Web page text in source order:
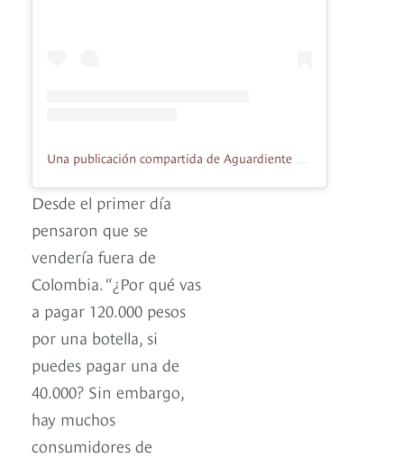
Desde el primer día
pensaron que se
vendería fuera de
Colombia. “¿Por qué vas
a pagar 120.000 pesos
por una botella, si
puedes pagar una de
40.000? Sin embargo,
hay muchos
consumidores de